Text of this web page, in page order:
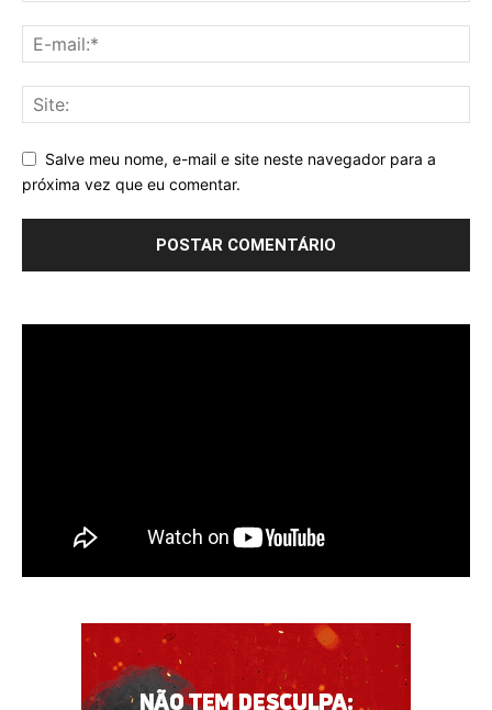
Salve meu nome, e-mail e site neste navegador para a
próxima vez que eu comentar.